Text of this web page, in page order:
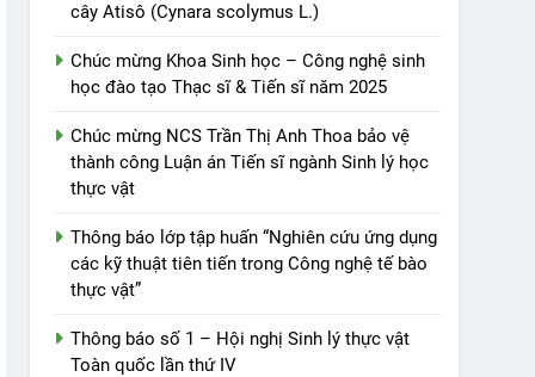
cây Atisô (Cynara scolymus L.)
Chúc mừng Khoa Sinh học – Công nghệ sinh
học đào tạo Thạc sĩ & Tiến sĩ năm 2025
Chúc mừng NCS Trần Thị Anh Thoa bảo vệ
thành công Luận án Tiến sĩ ngành Sinh lý học
thực vật
Thông báo lớp tập huấn “Nghiên cứu ứng dụng
các kỹ thuật tiên tiến trong Công nghệ tế bào
thực vật”
Thông báo số 1 – Hội nghị Sinh lý thực vật
Toàn quốc lần thứ IV